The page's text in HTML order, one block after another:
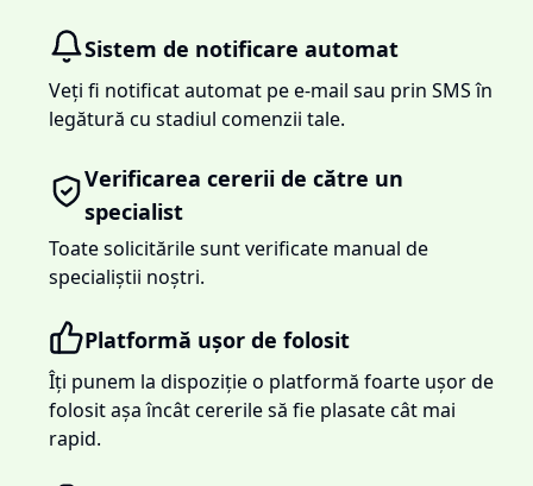
Sistem de notificare automat
Veți fi notificat automat pe e-mail sau prin SMS în
legătură cu stadiul comenzii tale.
Verificarea cererii de către un
specialist
Toate solicitările sunt verificate manual de
specialiștii noștri.
Platformă ușor de folosit
Îți punem la dispoziție o platformă foarte ușor de
folosit așa încât cererile să fie plasate cât mai
rapid.